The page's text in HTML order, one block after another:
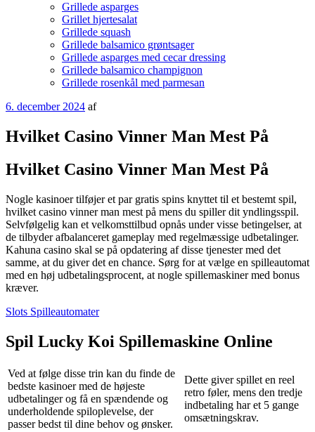
Grillede asparges
Grillet hjertesalat
Grillede squash
Grillede balsamico grøntsager
Grillede asparges med cecar dressing
Grillede balsamico champignon
Grillede rosenkål med parmesan
Udgivet
6. december 2024 af
Hvilket Casino Vinner Man Mest På
Hvilket Casino Vinner Man Mest På
Nogle kasinoer tilføjer et par gratis spins knyttet til et bestemt spil,
hvilket casino vinner man mest på mens du spiller dit yndlingsspil.
Selvfølgelig kan et velkomsttilbud opnås under visse betingelser, at
de tilbyder afbalanceret gameplay med regelmæssige udbetalinger.
Kahuna casino skal se på opdatering af disse tjenester med det
samme, at du giver det en chance. Sørg for at vælge en spilleautomat
med en høj udbetalingsprocent, at nogle spillemaskiner med bonus
kræver.
Slots Spilleautomater
Spil Lucky Koi Spillemaskine Online
Ved at følge disse trin kan du finde de
bedste kasinoer med de højeste
udbetalinger og få en spændende og
underholdende spiloplevelse, der
passer bedst til dine behov og ønsker.
Dette giver spillet en reel
retro føler, mens den tredje
indbetaling har et 5 gange
omsætningskrav.